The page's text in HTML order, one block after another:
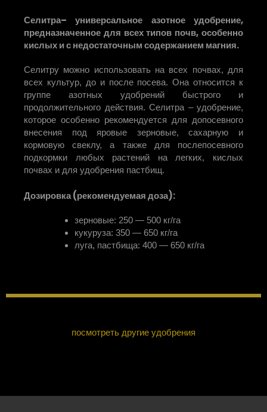
Селитра– универсальное азотное удобрение,
предназначенное для всех типов почв, особенно
кислых и с недостаточным содержанием магния.
Селитру можно использовать на всех почвах, для
всех культур, до и после посева. Она относится к
группе азотных удобрений быстрого и
продолжительного действия. Селитра – удобрение,
которое особенно рекомендуется для допосевного
внесения под яровые зерновые, сахарную и
кормовую свеклу, а также для послепосевного
подкормки любых растений на легких, кислых
почвах и для удобрения пастбищ.
Дозировка (рекомендуемая доза):
зерновые: 250 — 500 кг/га
кукуруза: 350 — 650 кг/га
луга, пастбища: 400 — 650 кг/га
посмотреть другие удобрения